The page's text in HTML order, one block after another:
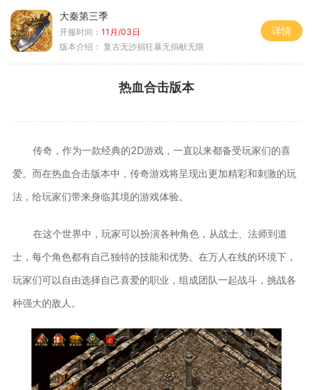
大秦第三季
开服时间： 11月/03日
版本介绍： 复古无沙捐狂暴无捐献无限
详情
热血合击版本
传奇，作为一款经典的2D游戏，一直以来都备受玩家们的喜
爱。而在热血合击版本中，传奇游戏将呈现出更加精彩和刺激的玩
法，给玩家们带来身临其境的游戏体验。
在这个世界中，玩家可以扮演各种角色，从战士、法师到道
士，每个角色都有自己独特的技能和优势。在万人在线的环境下，
玩家们可以自由选择自己喜爱的职业，组成团队一起战斗，挑战各
种强大的敌人。